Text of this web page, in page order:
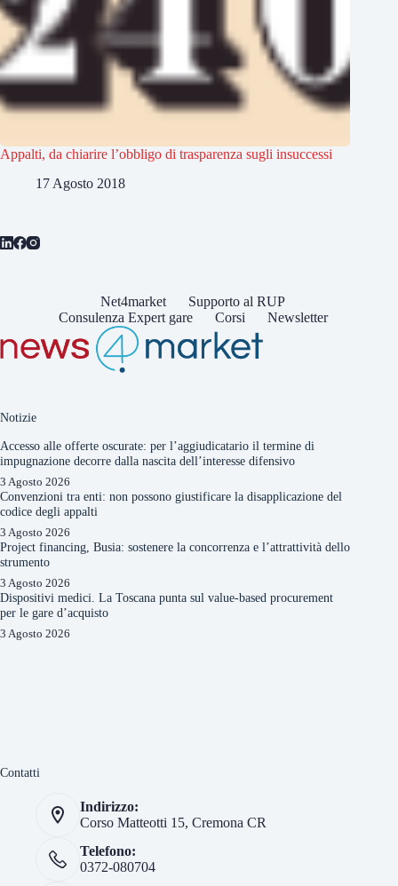
Appalti, da chiarire l’obbligo di trasparenza sugli insuccessi
17 Agosto 2018
Net4market
Supporto al RUP
Consulenza Expert gare
Corsi Newsletter
Notizie
Accesso alle offerte oscurate: per l’aggiudicatario il termine di
impugnazione decorre dalla nascita dell’interesse difensivo
3 Agosto 2026
Convenzioni tra enti: non possono giustificare la disapplicazione del
codice degli appalti
3 Agosto 2026
Project financing, Busia: sostenere la concorrenza e l’attrattività dello
strumento
3 Agosto 2026
Dispositivi medici. La Toscana punta sul value-based procurement
per le gare d’acquisto
3 Agosto 2026
Contatti
Indirizzo:
Corso Matteotti 15, Cremona CR
Telefono:
0372-080704